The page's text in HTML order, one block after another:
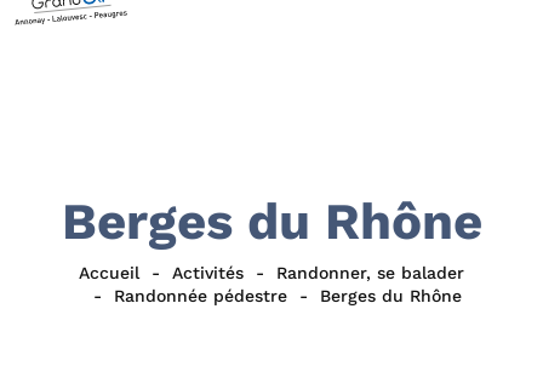
Berges du Rhône
Accueil Activités
Randonner, se balader
Randonnée pédestre
Berges du Rhône